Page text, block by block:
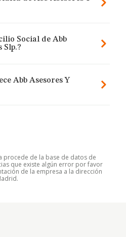
Social de Abb
Slp.?
Abb Asesores Y
procede de la base de datos de
que existe algún error por favor
de la empresa a la dirección